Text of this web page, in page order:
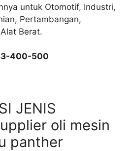
untuk Otomotif, Industri,
Pertambangan,
Berat.
400-500
JENIS
oli mesin
panther